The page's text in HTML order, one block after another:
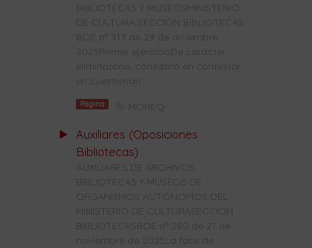
BIBLIOTECAS Y MUSEOSMINISTERIO
DE CULTURA SECCIÓN BIBLIOTECAS
BOE nº 313 de 29 de diciembre
2025Primer ejercicioDe carácter
eliminatorio, consistirá en contestar
un cuestionari...
Página MOREQ
Auxiliares (Oposiciones
Bibliotecas)
AUXILIARES DE ARCHIVOS,
BIBLIOTECAS Y MUSEOS DE
ORGANISMOS AUTÓNOMOS DEL
MINISTERIO DE CULTURASECCIÓN
BIBLIOTECASBOE nº 280 de 21 de
noviembre de 2025La fase de